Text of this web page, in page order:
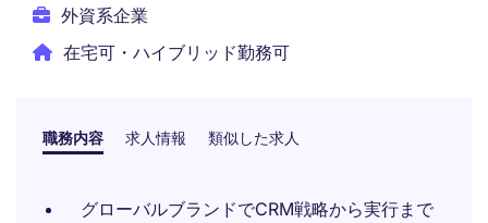
外資系企業
在宅可・ハイブリッド勤務可
職務内容 求人情報 類似した求人
グローバルブランドでCRM戦略から実行まで